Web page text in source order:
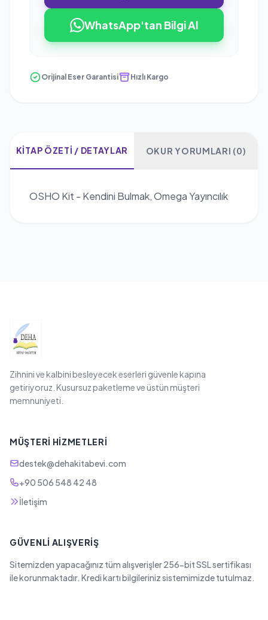
WhatsApp'tan Bilgi Al
Orijinal Eser Garantisi Hızlı Kargo
KITAP ÖZETI / DETAYLAR OKUR YORUMLARI (0)
OSHO Kit - Kendini Bulmak, Omega Yayıncılık
Zihnini ve kalbini besleyecek eserleri güvenle kapına
getiriyoruz. Kusursuz paketleme ve üstün müşteri
memnuniyeti.
MÜŞTERI HIZMETLERI
destek@dehakitabevi.com
+90 506 548 42 48
İletişim
GÜVENLI ALIŞVERIŞ
Sitemizden yapacağınız tüm alışverişler 256-bit SSL sertifikası
ile korunmaktadır. Kredi kartı bilgileriniz sistemimizde tutulmaz.